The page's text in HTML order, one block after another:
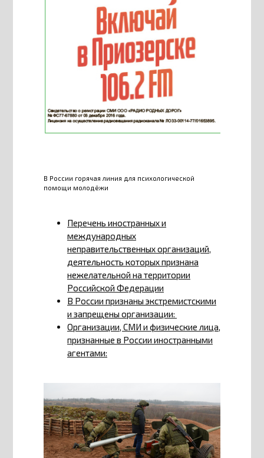
В России горячая линия для психологической
помощи молодёжи
Перечень иностранных и
международных
неправительственных организаций,
деятельность которых признана
нежелательной на территории
Российской Федерации
В России признаны экстремистскими
и запрещены организации:
Организации, СМИ и физические лица,
признанные в России иностранными
агентами: